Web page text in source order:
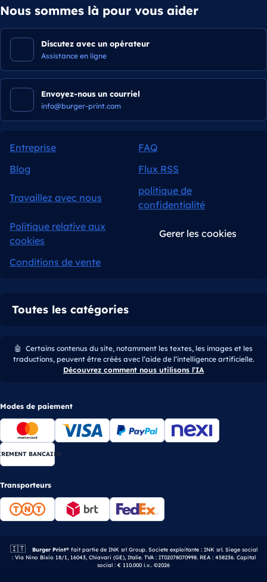
Nous sommes là pour vous aider
Discutez avec un opérateur
Assistance en ligne
Envoyez-nous un courriel
info@burger-print.com
Entreprise
FAQ
Blog
Flux RSS
Travaillez avec nous
politique de
confidentialité
Politique relative aux
cookies
Gerer les cookies
Conditions de vente
Toutes les catégories
🤖 Certains contenus du site, notamment les textes, les images et les
traductions, peuvent être créés avec l’aide de l’intelligence artificielle.
Découvrez comment nous utilisons l’IA
Modes de paiement
BANCAIRE
Transporteurs
🇮🇹 Entreprise italienne.
Burger Print®fait partie de INK srl Group. Societe exploitante : INK srl. Siege social
: Via Nino Bixio 18/1, 16043, Chiavari (GE), Italie. TVA : IT02078070998. REA : 458236. Capital
social : € 110.000 i.v.. ©2026